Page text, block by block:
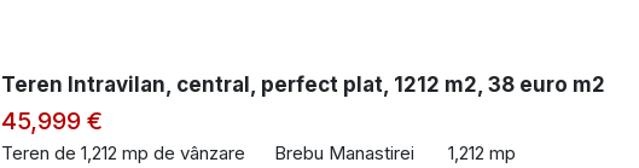
Teren Intravilan, central, perfect plat, 1212 m2, 38 euro m2
45,999 €
Teren de 1,212 mp de vânzare Brebu Manastirei 1,212 mp